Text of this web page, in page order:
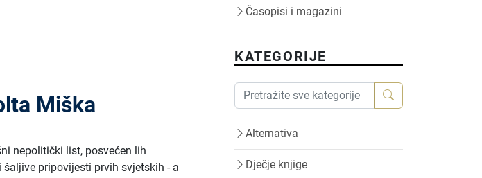
Miška
nepolitički list, posvećen lih
pripovijesti prvih svjetskih - a
Časopisi i magazini
KATEGORIJE
Alternativa
Dječje knjige